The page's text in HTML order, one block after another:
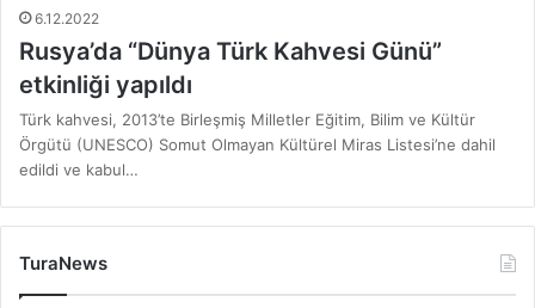
6.12.2022
Rusya’da “Dünya Türk Kahvesi Günü”
etkinliği yapıldı
Türk kahvesi, 2013’te Birleşmiş Milletler Eğitim, Bilim ve Kültür
Örgütü (UNESCO) Somut Olmayan Kültürel Miras Listesi’ne dahil
edildi ve kabul…
TuraNews